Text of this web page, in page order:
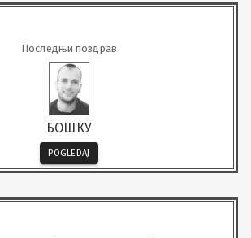
Последњи поздрав
БОШКУ
POGLEDAJ